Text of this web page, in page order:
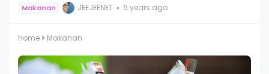
Makanan JEEJEENET 6 years ago
Home Makanan